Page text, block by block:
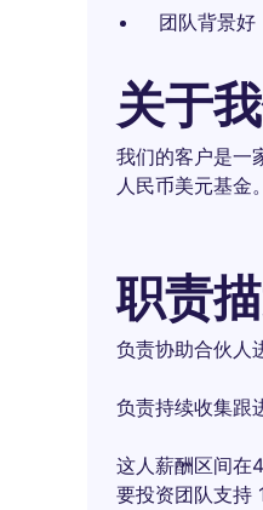
团队背景好
关于
我们的客户是一
人民币美元基金。
职责
负责协助合伙人
负责持续收集跟
这人薪酬区间在
要投资团队支持